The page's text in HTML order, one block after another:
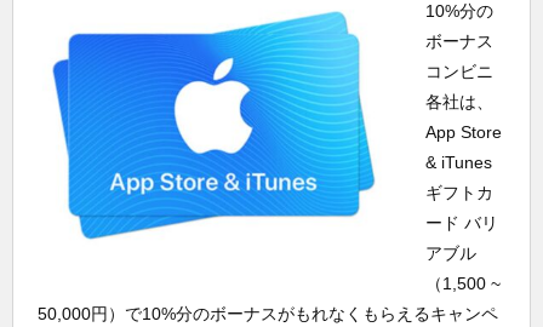
10%分の
ボーナス
コンビニ
各社は、
App Store
& iTunes
ギフトカ
ード バリ
アブル
（1,500 ~
50,000円）で10%分のボーナスがもれなくもらえるキャンペ